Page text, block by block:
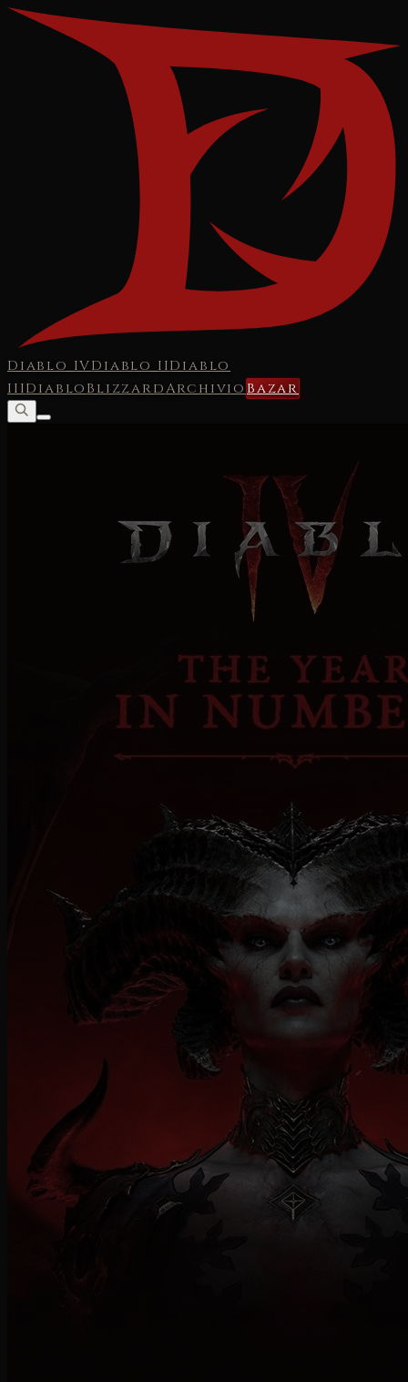
Diablo IVDiablo IIDiablo
IIIDiabloBlizzardArchivioBazar
Dopo i primi sei mesi di vita dalrilascio, Blizzard ci
racconta Diablo IV
in numeri con l'aiuto di una breve